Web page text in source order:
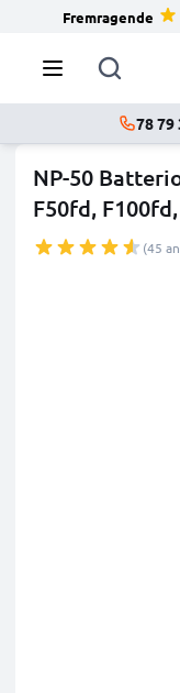
Fremragende
78 79
NP-50
F50fd,
(45